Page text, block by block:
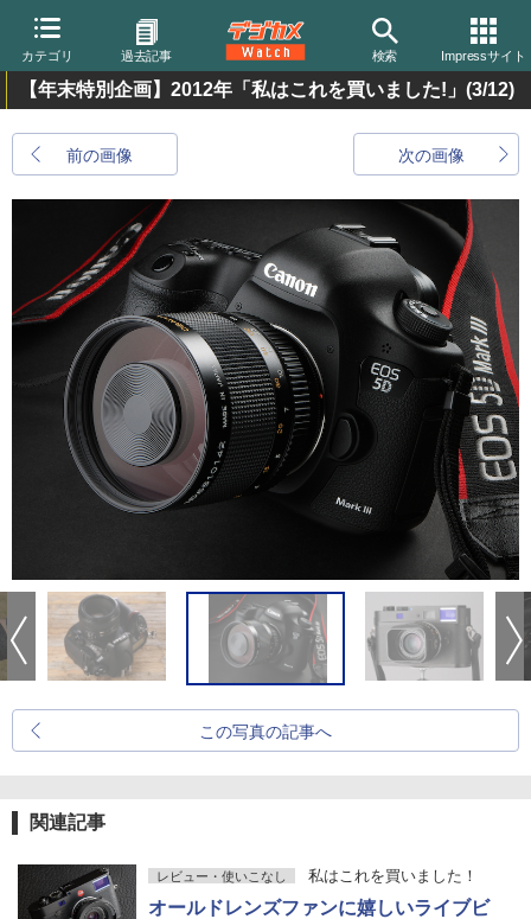
カテゴリ 過去記事 検索 Impressサイト
【年末特別企画】2012年「私はこれを買いました!」 (3/12)
前の画像 次の画像
この写真の記事へ
関連記事
レビュー・使いこなし 私はこれを買いました！
オールドレンズファンに嬉しいライブビ